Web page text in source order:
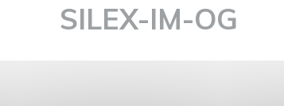
SILEX-IM-OG